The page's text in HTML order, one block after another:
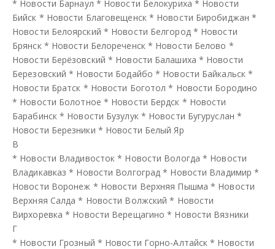
* Новости Барнаул * Новости Белокуриха * Новости
Бийск * Новости Благовещенск * Новости Биробиджан *
Новости Белоярский * Новости Белгород * Новости
Брянск * Новости Белореченск * Новости Белово *
Новости Берёзовский * Новости Балашиха * Новости
Березовский * Новости Бодайбо * Новости Байкальск *
Новости Братск * Новости Боготол * Новости Бородино
* Новости Болотное * Новости Бердск * Новости
Барабинск * Новости Бузулук * Новости Бугуруслан *
Новости Березники * Новости Белый Яр
В
* Новости Владивосток * Новости Вологда * Новости
Владикавказ * Новости Волгоград * Новости Владимир *
Новости Воронеж * Новости Верхняя Пышма * Новости
Верхняя Салда * Новости Волжский * Новости
Вирхоревка * Новости Верещагино * Новости Вязники
Г
* Новости Грозный * Новости Горно-Алтайск * Новости